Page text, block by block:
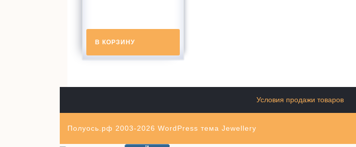
В КОРЗИНУ
Условия продажи товаров
Полуось.рф 2003-2026 WordPress тема Jewellery